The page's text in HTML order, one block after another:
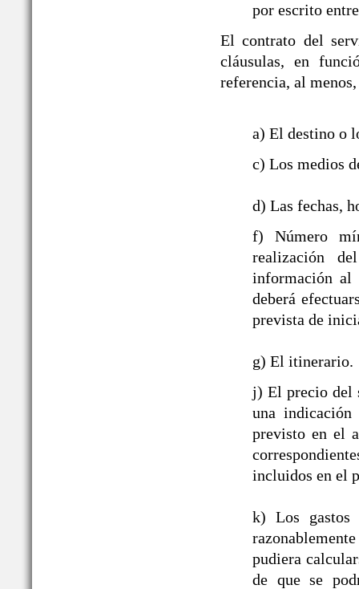
por escrito
El contrato del
cláusulas, en
referencia, al
a) El destino o
c) Los medios
d) Las fechas,
f) Número
realización
información al
deberá
prevista de
g) El itinerario.
j) El precio del
una
previsto en el
incluidos en el
k) Los gastos
pudiera
de que se